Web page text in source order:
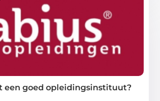
een goed opleidingsinstituut?